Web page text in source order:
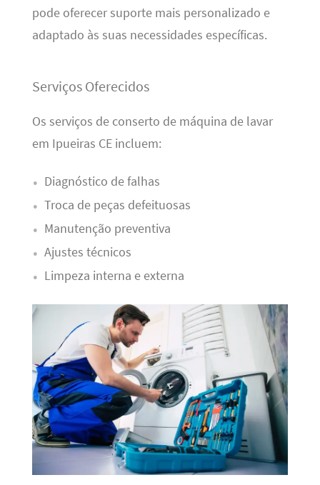
pode oferecer suporte mais personalizado e
adaptado às suas necessidades específicas.
Serviços Oferecidos
Os serviços de conserto de máquina de lavar
em Ipueiras CE incluem:
Diagnóstico de falhas
Troca de peças defeituosas
Manutenção preventiva
Ajustes técnicos
Limpeza interna e externa